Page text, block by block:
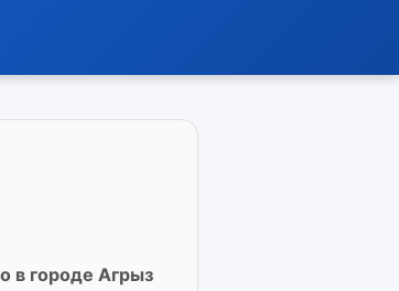
в городе Агрыз